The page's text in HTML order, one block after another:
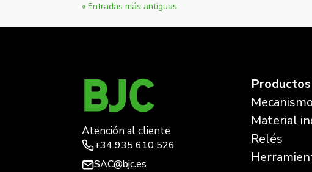
« Entradas más antiguas
Atención al cliente
+34935 610 526
SAC@bjc.es
Productos
Material
Relés